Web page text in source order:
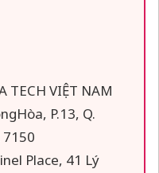
TECH VIỆT NAM
P.13, Q.
7150
Place, 41 Lý